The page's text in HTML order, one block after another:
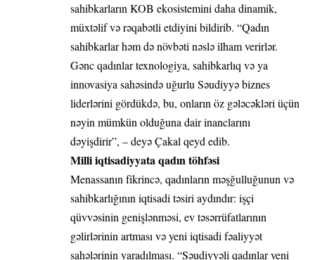
sahibkarların KOB ekosistemini daha dinamik,
müxtəlif və rəqabətli etdiyini bildirib. “Qadın
sahibkarlar həm də növbəti nəslə ilham verirlər.
Gənc qadınlar texnologiya, sahibkarlıq və ya
innovasiya sahəsində uğurlu Səudiyyə biznes
liderlərini gördükdə, bu, onların öz gələcəkləri üçün
nəyin mümkün olduğuna dair inanclarını
dəyişdirir”, – deyə Çakal qeyd edib.
Milli iqtisadiyyata qadın töhfəsi
Menassanın fikrincə, qadınların məşğulluğunun və
sahibkarlığının iqtisadi təsiri aydındır: işçi
qüvvəsinin genişlənməsi, ev təsərrüfatlarının
gəlirlərinin artması və yeni iqtisadi fəaliyyət
sahələrinin yaradılması. “Səudiyyəli qadınlar yeni